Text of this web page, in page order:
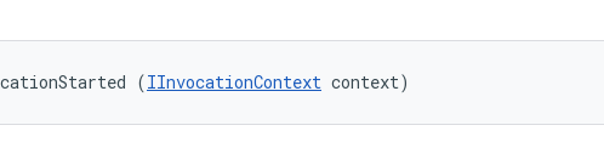
(IInvocationContext context)